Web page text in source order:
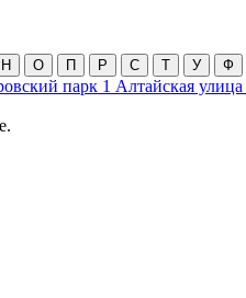
Н О П Р С Т У Ф
парк 1 Алтайская улица